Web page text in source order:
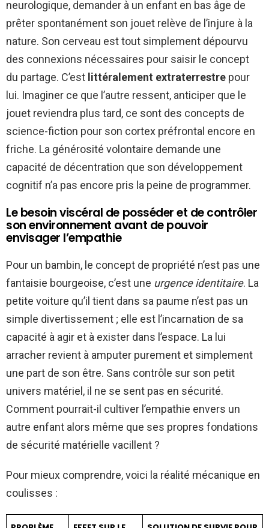
neurologique, demander à un enfant en bas âge de
prêter spontanément son jouet relève de l’injure à la
nature. Son cerveau est tout simplement dépourvu
des connexions nécessaires pour saisir le concept
du partage. C’est littéralement extraterrestre pour
lui. Imaginer ce que l’autre ressent, anticiper que le
jouet reviendra plus tard, ce sont des concepts de
science-fiction pour son cortex préfrontal encore en
friche. La générosité volontaire demande une
capacité de décentration que son développement
cognitif n’a pas encore pris la peine de programmer.
Le besoin viscéral de posséder et de contrôler
son environnement avant de pouvoir
envisager l’empathie
Pour un bambin, le concept de propriété n’est pas une
fantaisie bourgeoise, c’est une urgence identitaire. La
petite voiture qu’il tient dans sa paume n’est pas un
simple divertissement ; elle est l’incarnation de sa
capacité à agir et à exister dans l’espace. La lui
arracher revient à amputer purement et simplement
une part de son être. Sans contrôle sur son petit
univers matériel, il ne se sent pas en sécurité.
Comment pourrait-il cultiver l’empathie envers un
autre enfant alors même que ses propres fondations
de sécurité matérielle vacillent ?
Pour mieux comprendre, voici la réalité mécanique en
coulisses :